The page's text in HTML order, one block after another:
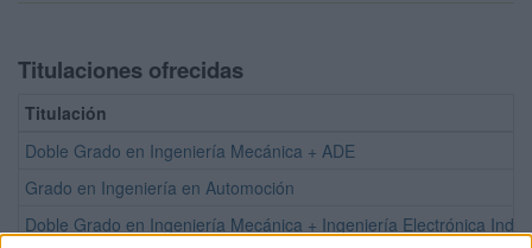
Titulaciones ofrecidas
Titulación
Doble Grado en Ingeniería Mecánica + ADE
Grado en Ingeniería en Automoción
Doble Grado en Ingeniería Mecánica + Ingeniería Electrónica